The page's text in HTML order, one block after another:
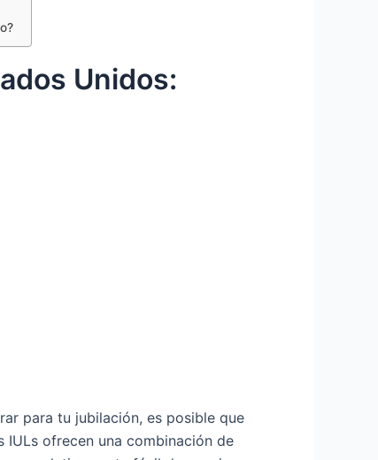
Unidos:
para tu jubilación, es posible que
ofrecen una combinación de